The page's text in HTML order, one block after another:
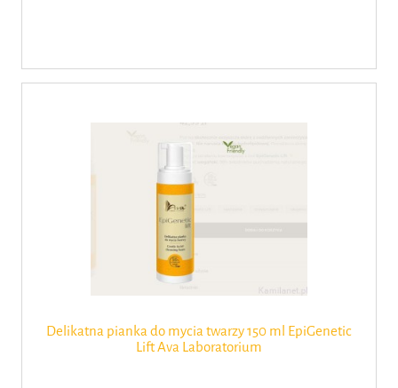
Delikatna pianka do mycia twarzy 150 ml EpiGenetic
Lift Ava Laboratorium